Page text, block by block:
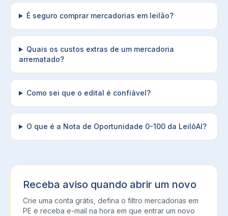
É seguro comprar mercadorias em leilão?
Quais os custos extras de um mercadoria
arrematado?
Como sei que o edital é confiável?
O que é a Nota de Oportunidade 0-100 da LeilôAI?
Receba aviso quando abrir um novo
Crie uma conta grátis, defina o filtro mercadorias em
PE e receba e-mail na hora em que entrar um novo